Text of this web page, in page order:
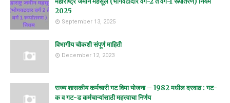
2025
September 13, 2025
विभागीय चौकशी संपूर्ण माहिती
December 12, 2023
राज्य शासकीय कर्मचारी गट विमा योजना – 1982 मधील दरवाढ : गट-
क व गट-ड कर्मचाऱ्यांसाठी महत्त्वाचा निर्णय